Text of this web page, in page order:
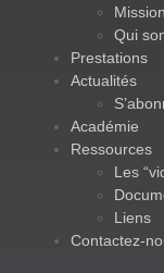
Qui
Prestations
Actualités
Académie
Ressources
Les
Liens
Contactez-